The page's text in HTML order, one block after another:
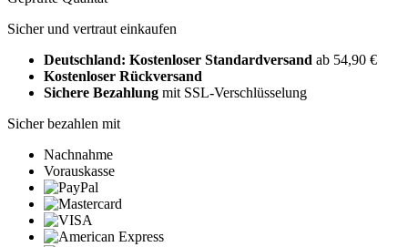
Sicher und vertraut einkaufen
Deutschland: Kostenloser Standardversand ab 54,90 €
Kostenloser Rückversand
Sichere Bezahlung mit SSL-Verschlüsselung
Sicher bezahlen mit
Nachnahme
Vorauskasse